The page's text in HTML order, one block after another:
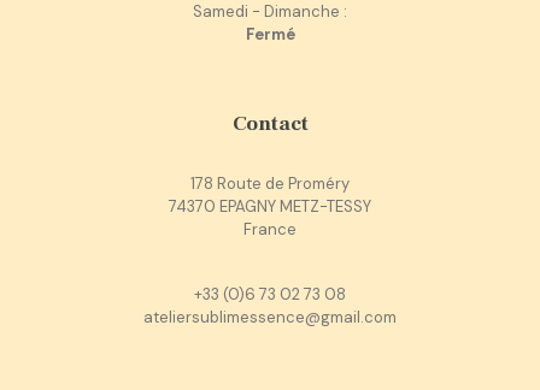
Samedi - Dimanche :
Fermé
Contact
178 Route de Proméry
74370 EPAGNY METZ-TESSY
France
+33 (0)6 73 02 73 08
ateliersublimessence@gmail.com